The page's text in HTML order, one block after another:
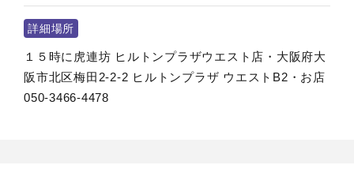
詳細場所
１５時に虎連坊 ヒルトンプラザウエスト店・大阪府大
阪市北区梅田2-2-2 ヒルトンプラザ ウエストB2・お店
050-3466-4478